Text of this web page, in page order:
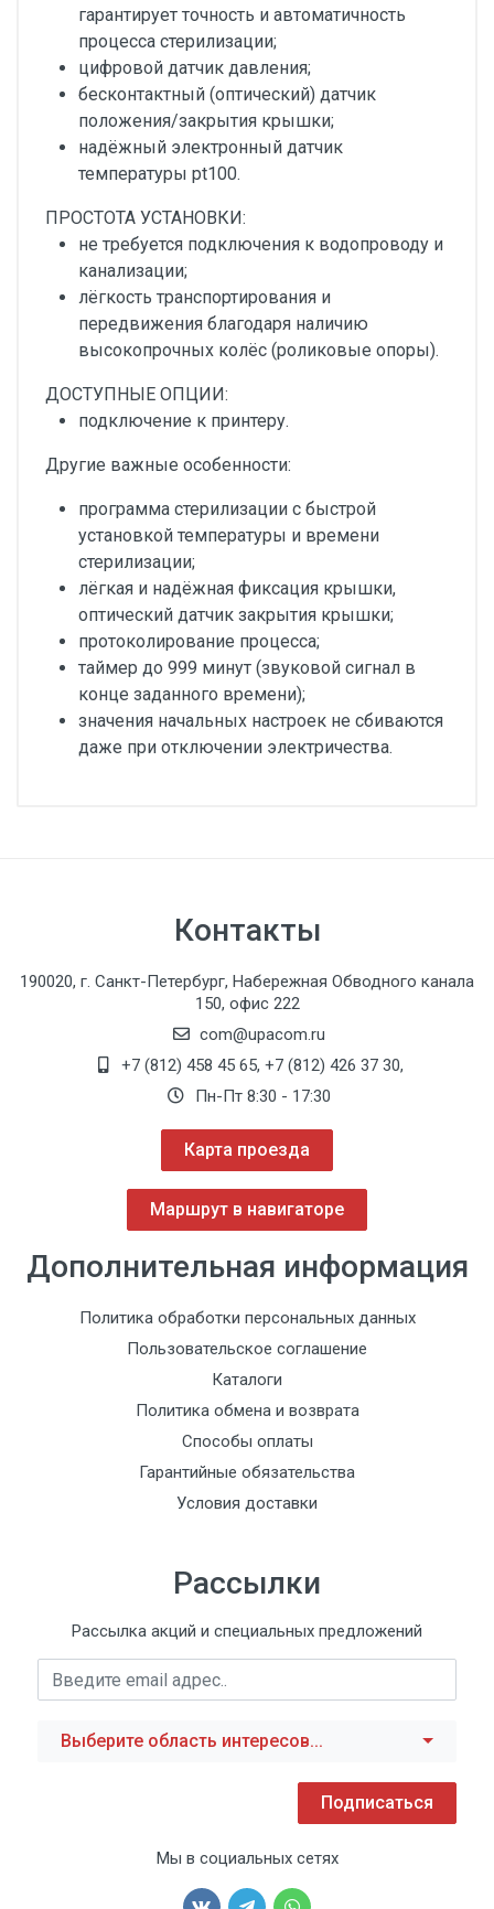
гарантирует точность и автоматичность
процесса стерилизации;
цифровой датчик давления;
бесконтактный (оптический) датчик
положения/закрытия крышки;
надёжный электронный датчик
температуры pt100.
ПРОСТОТА УСТАНОВКИ:
не требуется подключения к водопроводу и
канализации;
лёгкость транспортирования и
передвижения благодаря наличию
высокопрочных колёс (роликовые опоры).
ДОСТУПНЫЕ ОПЦИИ:
подключение к принтеру.
Другие важные особенности:
программа стерилизации с быстрой
установкой температуры и времени
стерилизации;
лёгкая и надёжная фиксация крышки,
оптический датчик закрытия крышки;
протоколирование процесса;
таймер до 999 минут (звуковой сигнал в
конце заданного времени);
значения начальных настроек не сбиваются
даже при отключении электричества.
3
Контакты
190020, г. Санкт-Петербург, Набережная Обводного канала
150, офис 222
com@upacom.ru
+7 (812) 458 45 65, +7 (812) 426 37 30,
Пн-Пт 8:30 - 17:30
Карта проезда
Маршрут в навигаторе
Дополнительная информация
Политика обработки персональных данных
Пользовательское соглашение
Каталоги
Политика обмена и возврата
Способы оплаты
Гарантийные обязательства
Условия доставки
Рассылки
Рассылка акций и специальных предложений
Выберите область интересов...
Подписаться
Мы в социальных сетях